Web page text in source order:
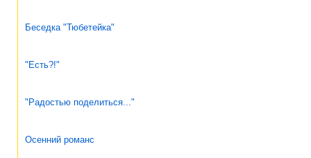
Беседка "Тюбетейка"
"Есть?!"
"Радостью поделиться..."
Осенний романс